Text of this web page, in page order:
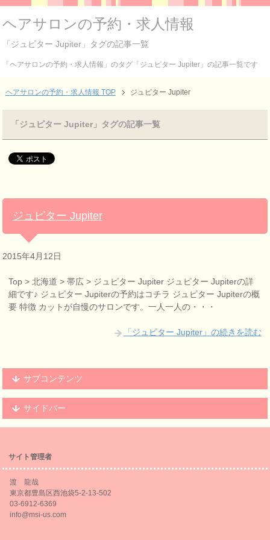
ヘアサロンの予約・求人情報
「ジュピター Jupiter」タグの記事一覧
「ヘアサロンの予約・求人情報」のタグ「ジュピター Jupiter」の記事一覧です
ヘアサロンの予約・求人情報 TOP ジュピター Jupiter
「ジュピター Jupiter」タグの記事一覧
ジュピター Jupiter
2015年4月12日
Top > 北海道 > 帯広 > ジュピター Jupiter ジュピター Jupiterの詳
細です♪ ジュピター Jupiterの予約はコチラ ジュピター Jupiterの概
要 特徴 カットが自慢のサロンです。一人一人の・・・
「ジュピター Jupiter」の続きを読む
サブコンテンツ
サイドバー
サイト管理者
渡 龍哉
東京都豊島区西池袋5-2-13-502
03-6912-6369
info@msi-us.com